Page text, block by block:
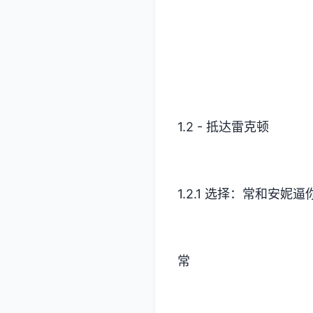
1.2 - 抵达雷克顿
1.2.1 选择：常和安妮逼
常